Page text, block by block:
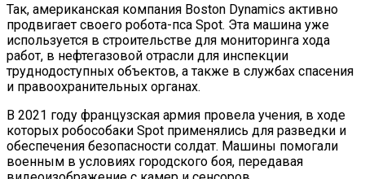
Так, американская компания Boston Dynamics активно
продвигает своего робота-пса Spot. Эта машина уже
используется в строительстве для мониторинга хода
работ, в нефтегазовой отрасли для инспекции
труднодоступных объектов, а также в службах спасения
и правоохранительных органах.
В 2021 году французская армия провела учения, в ходе
которых робособаки Spot применялись для разведки и
обеспечения безопасности солдат. Машины помогали
военным в условиях городского боя, передавая